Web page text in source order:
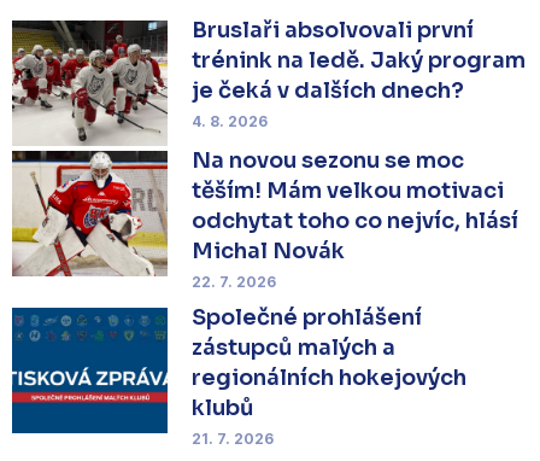
Bruslaři absolvovali první
trénink na ledě. Jaký program
je čeká v dalších dnech?
4. 8. 2026
Na novou sezonu se moc
těším! Mám velkou motivaci
odchytat toho co nejvíc, hlásí
Michal Novák
22. 7. 2026
Společné prohlášení
zástupců malých a
regionálních hokejových
klubů
21. 7. 2026